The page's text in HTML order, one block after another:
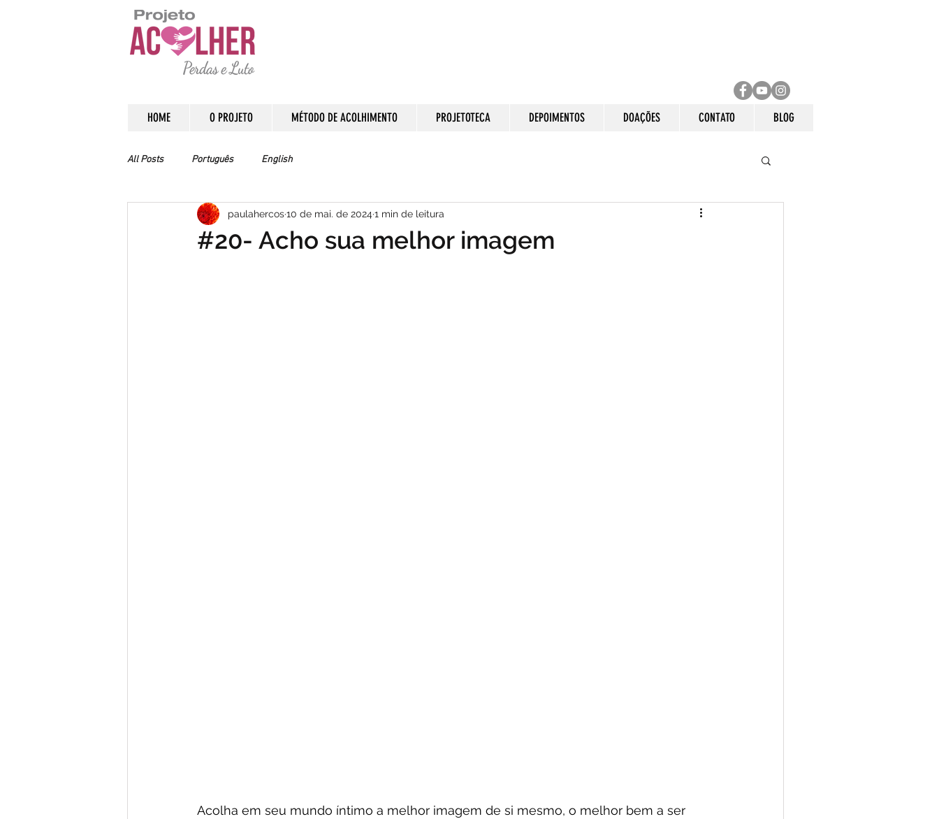
HOME O PROJETO MÉTODO DE ACOLHIMENTO PROJETOTECA DEPOIMENTOS DOAÇÕES CONTATO BLOG
All Posts Português English
#20- Acho sua melhor imagem
paulahercos10 de mai. de 2024 1 min de leitura
Acolha em seu mundo íntimo a melhor imagem de si mesmo, o melhor bem a ser